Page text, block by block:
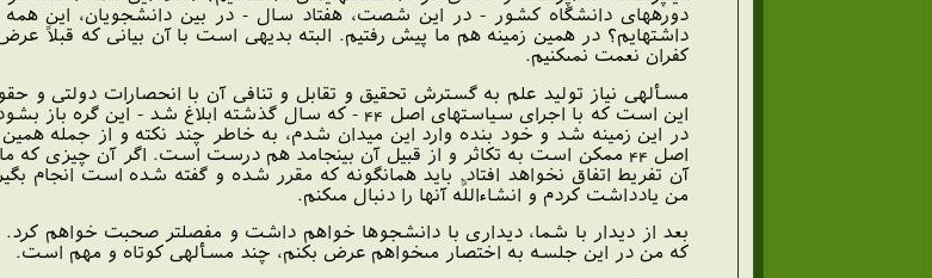
دوره‏هاى دانشگاه كشور - در اين شصت، هفتاد سال - در بين دانشجويان، اين همه
داشته‏ايم؟ در همين زمينه هم ما پيش رفتيم. البته بديهى است با آن بيانى كه قبلاً
كفران نعمت نمى‏كنيم.
مسأله‏ى نياز توليد علم به گسترش تحقيق و تقابل و تنافى آن با انحصارات دولتى و
در اين زمينه شد و خود بنده وارد اين ميدان شدم، به خاطر چند نكته و از جمله
اصل 44 ممكن است به تكاثر و از قبيل آن بينجامد هم درست است. اگر آن چيزى كه
آن تفريط اتفاق نخواهد افتاد. بايد همان‏گونه كه مقرر شده و گفته شده است انجام
من يادداشت كردم و ان‏شاءاللَّه آنها را دنبال مى‏كنم.
بعد از ديدار با شما، ديدارى با دانشجوها خواهم داشت و مفصلتر صحبت خواهم
كه من در اين جلسه به اختصار مى‏خواهم عرض بكنم، چند مسأله‏ى كوتاه و مهم است.